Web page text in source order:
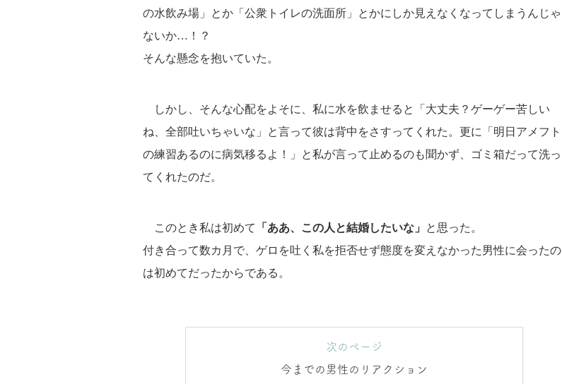
の水飲み場」とか「公衆トイレの洗面所」とかにしか見えなくなってしまうんじゃ
ないか…！？
そんな懸念を抱いていた。
しかし、そんな心配をよそに、私に水を飲ませると「大丈夫？ゲーゲー苦しい
ね、全部吐いちゃいな」と言って彼は背中をさすってくれた。更に「明日アメフト
の練習あるのに病気移るよ！」と私が言って止めるのも聞かず、ゴミ箱だって洗っ
てくれたのだ。
このとき私は初めて 「ああ、この人と結婚したいな」
と思った。
付き合って数カ月で、ゲロを吐く私を拒否せず態度を変えなかった男性に会ったの
は初めてだったからである。
次のページ
今までの男性のリアクション